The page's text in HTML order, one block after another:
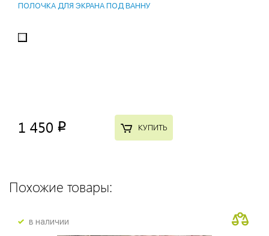
ПОЛОЧКА ДЛЯ ЭКРАНА ПОД ВАННУ
1 450 p КУПИТЬ
Похожие товары:
в наличии